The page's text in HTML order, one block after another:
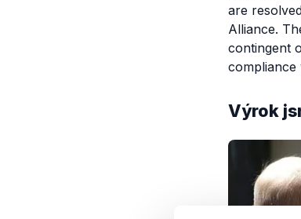
are
Alliance.
contingent
compliance
Výrok